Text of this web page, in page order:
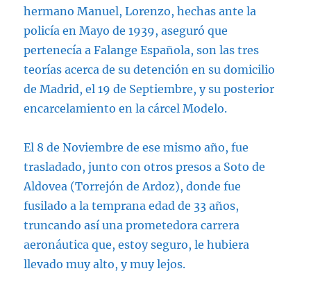
hermano Manuel, Lorenzo, hechas ante la
policía en Mayo de 1939, aseguró que
pertenecía a Falange Española, son las tres
teorías acerca de su detención en su domicilio
de Madrid, el 19 de Septiembre, y su posterior
encarcelamiento en la cárcel Modelo.
El 8 de Noviembre de ese mismo año, fue
trasladado, junto con otros presos a Soto de
Aldovea (Torrejón de Ardoz), donde fue
fusilado a la temprana edad de 33 años,
truncando así una prometedora carrera
aeronáutica que, estoy seguro, le hubiera
llevado muy alto, y muy lejos.